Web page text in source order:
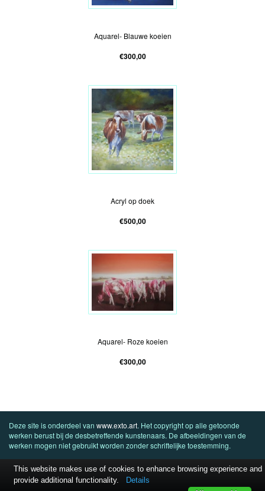
Aquarel- Blauwe koeien
€300,00
Acryl op doek
€500,00
Aquarel- Roze koeien
€300,00
Deze site is onderdeel van www.exto.art. Het copyright op alle getoonde
werken berust bij de desbetreffende kunstenaars. De afbeeldingen van de
werken mogen niet gebruikt worden zonder schriftelijke toestemming.
This website makes use of cookies to enhance browsing experience and
provide additional functionality.
Details